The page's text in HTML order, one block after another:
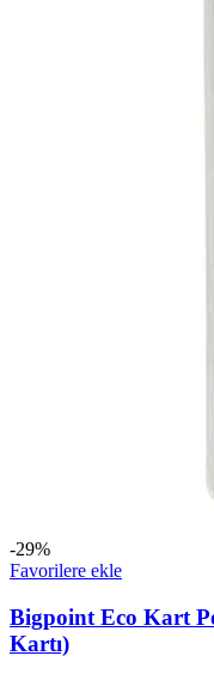
-29%
Favorilere ekle
Bigpoint Eco Kart
Kartı)